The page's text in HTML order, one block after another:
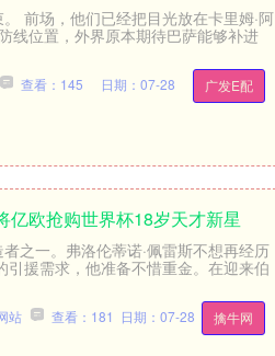
前场，他们已经把目光放在卡里姆·阿
线位置，外界原本期待巴萨能够补进
广发E配
查看：145 日期：07-28
亿欧抢购世界杯18岁天才新星
之一。弗洛伦蒂诺·佩雷斯不想再经历
引援需求，他准备不惜重金。在迎来伯
擒牛网
站 查看：181 日期：07-28
3573.61 58.05 1.65%